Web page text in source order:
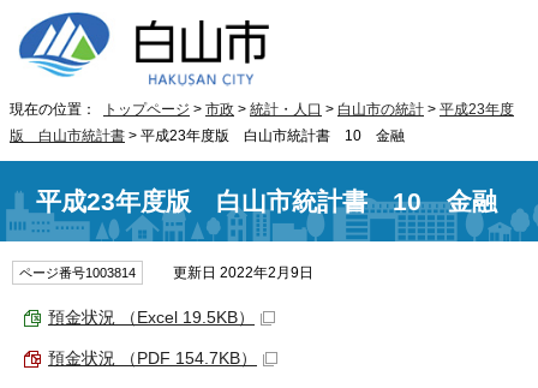
現在の位置： トップページ > 市政 > 統計・人口 > 白山市の統計 > 平成23年度
版 白山市統計書 > 平成23年度版 白山市統計書 10 金融
平成23年度版 白山市統計書 10 金融
ページ番号1003814 更新日 2022年2月9日
預金状況 （Excel 19.5KB）
預金状況 （PDF 154.7KB）